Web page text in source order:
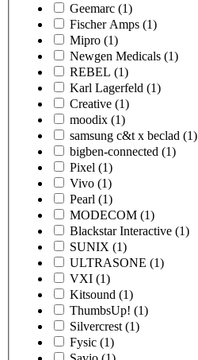
Geemarc (1)
Fischer Amps (1)
Mipro (1)
Newgen Medicals (1)
REBEL (1)
Karl Lagerfeld (1)
Creative (1)
moodix (1)
samsung c&t x beclad (1)
bigben-connected (1)
Pixel (1)
Vivo (1)
Pearl (1)
MODECOM (1)
Blackstar Interactive (1)
SUNIX (1)
ULTRASONE (1)
VXI (1)
Kitsound (1)
ThumbsUp! (1)
Silvercrest (1)
Fysic (1)